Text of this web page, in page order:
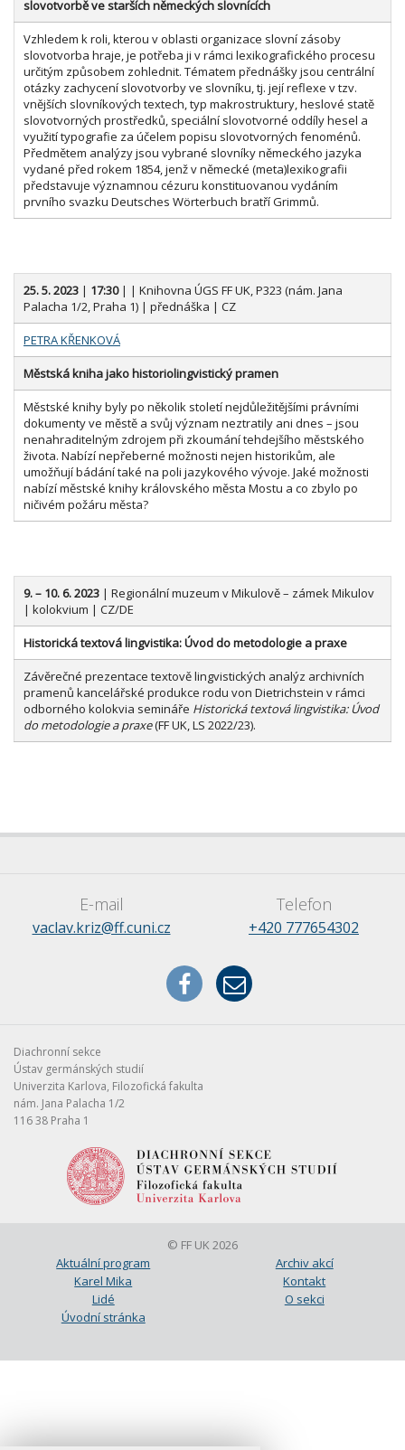
slovotvorbě ve starších německých slovnících
Vzhledem k roli, kterou v oblasti organizace slovní zásoby
slovotvorba hraje, je potřeba ji v rámci lexikografického procesu
určitým způsobem zohlednit. Tématem přednášky jsou centrální
otázky zachycení slovotvorby ve slovníku, tj. její reflexe v tzv.
vnějších slovníkových textech, typ makrostruktury, heslové statě
slovotvorných prostředků, speciální slovotvorné oddíly hesel a
využití typografie za účelem popisu slovotvorných fenoménů.
Předmětem analýzy jsou vybrané slovníky německého jazyka
vydané před rokem 1854, jenž v německé (meta)lexikografii
představuje významnou cézuru konstituovanou vydáním
prvního svazku Deutsches Wörterbuch bratří Grimmů.
25. 5. 2023 | 17:30| | Knihovna ÚGS FF UK, P323 (nám. Jana
Palacha 1/2, Praha 1) | přednáška | CZ
PETRA KŘENKOVÁ
Městská kniha jako historiolingvistický pramen
Městské knihy byly po několik století nejdůležitějšími právními
dokumenty ve městě a svůj význam neztratily ani dnes – jsou
nenahraditelným zdrojem při zkoumání tehdejšího městského
života. Nabízí nepřeberné možnosti nejen historikům, ale
umožňují bádání také na poli jazykového vývoje. Jaké možnosti
nabízí městské knihy královského města Mostu a co zbylo po
ničivém požáru města?
9. – 10. 6. 2023 | Regionální muzeum v Mikulově – zámek Mikulov
| kolokvium | CZ/DE
Historická textová lingvistika: Úvod do metodologie a praxe
Závěrečné prezentace textově lingvistických analýz archivních
pramenů kancelářské produkce rodu von Dietrichstein v rámci
odborného kolokvia semináře Historická textová lingvistika: Úvod
do metodologie a praxe(FF UK, LS 2022/23).
E-mail
vaclav.kriz@ff.cuni.cz
Telefon
+420 777654302
Diachronní sekce
Ústav germánských studií
Univerzita Karlova, Filozofická fakulta
nám. Jana Palacha 1/2
116 38 Praha 1
© FF UK 2026
Aktuální program
Archiv akcí
Karel Mika
Kontakt
Lidé
O sekci
Úvodní stránka